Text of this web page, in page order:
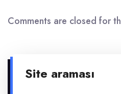
Comments are closed for
Site araması